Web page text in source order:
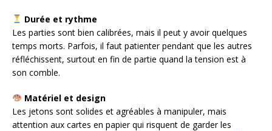
Durée et rythme
Les parties sont bien calibrées, mais il peut y avoir quelques
temps morts. Parfois, il faut patienter pendant que les autres
réfléchissent, surtout en fin de partie quand la tension est à
son comble.
Matériel et design
Les jetons sont solides et agréables à manipuler, mais
attention aux cartes en papier qui risquent de garder les